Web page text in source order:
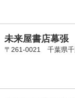
未来屋書店幕張
〒261-0021 千葉県千